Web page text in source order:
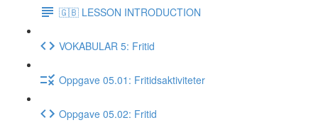
🇬🇧 LESSON INTRODUCTION
VOKABULAR 5: Fritid
Oppgave 05.01: Fritidsaktiviteter
Oppgave 05.02: Fritid